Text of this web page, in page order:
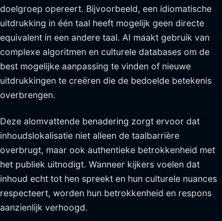
doelgroep opereert. Bijvoorbeeld, een idiomatische
uitdrukking in één taal heeft mogelijk geen directe
equivalent in een andere taal. AI maakt gebruik van
complexe algoritmen en culturele databases om de
best mogelijke aanpassing te vinden of nieuwe
uitdrukkingen te creëren die de bedoelde betekenis
overbrengen.
Deze alomvattende benadering zorgt ervoor dat
inhoudslokalisatie niet alleen de taalbarrière
overbrugt, maar ook authentieke betrokkenheid met
het publiek uitnodigt. Wanneer kijkers voelen dat
inhoud echt tot hen spreekt en hun culturele nuances
respecteert, worden hun betrokkenheid en respons
aanzienlijk verhoogd.